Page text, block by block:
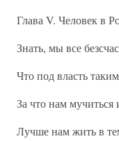
Глава V. Человек в
Знать, мы все
Что под власть
За что нам мучиться
Лучше нам жить в